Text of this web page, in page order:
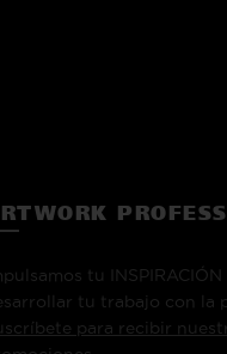
tu
tu trabajo con la
para recibir